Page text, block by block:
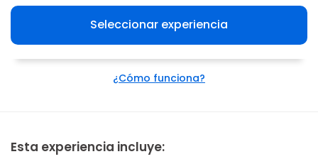
Seleccionar experiencia
¿Cómo funciona?
Esta experiencia incluye: